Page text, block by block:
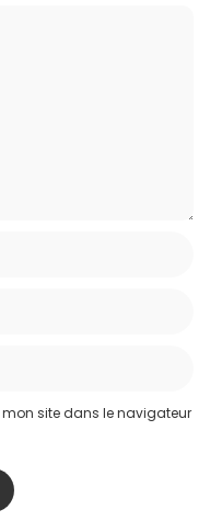
site dans le navigateur